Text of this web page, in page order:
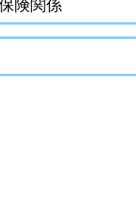
険関係